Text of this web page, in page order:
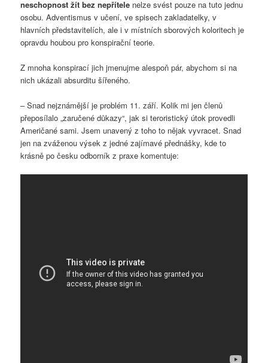
neschopnost žít bez nepřítele nelze svést pouze na tuto jednu
osobu. Adventismus v učení, ve spisech zakladatelky, v
hlavních představitelích, ale i v místních sborových koloritech je
opravdu houbou pro konspirační teorie.
Z mnoha konspirací jich jmenujme alespoň pár, abychom si na
nich ukázali absurditu šířeného.
– Snad nejznámější je problém 11. září. Kolik mi jen členů
přeposílalo „zaručené důkazy“, jak si teroristický útok provedli
Američané sami. Jsem unavený z toho to nějak vyvracet. Snad
jen na zváženou výsek z jedné zajímavé přednášky, kde to
krásně po česku odborník z praxe komentuje: